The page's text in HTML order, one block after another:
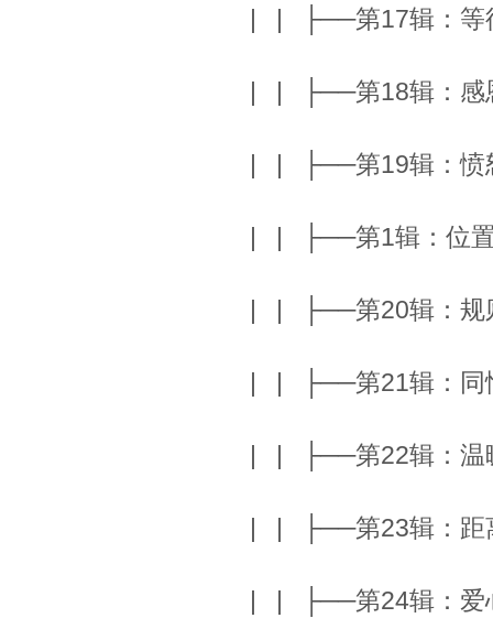
| | ├──第17辑：等
| | ├──第18辑：感
| | ├──第19辑：愤
| | ├──第1辑：位置
| | ├──第20辑：规
| | ├──第21辑：同
| | ├──第22辑：温
| | ├──第23辑：距
| | ├──第24辑：爱